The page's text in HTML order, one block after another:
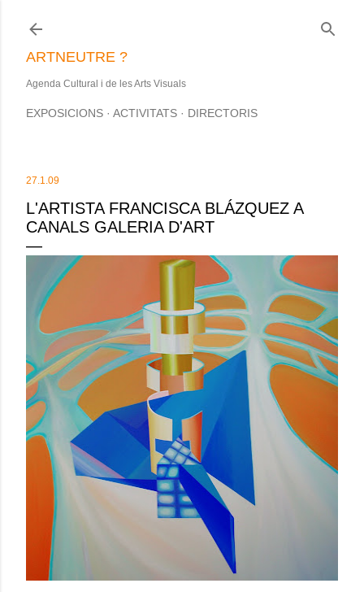
ARTNEUTRE ?
Agenda Cultural i de les Arts Visuals
EXPOSICIONS ACTIVITATS DIRECTORIS
27.1.09
L'ARTISTA FRANCISCA BLÁZQUEZ A
CANALS GALERIA D'ART